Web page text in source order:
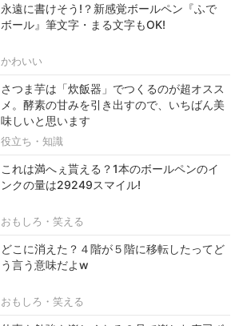
永遠に書けそう!？新感覚ボールペン『ふで
ボール』筆文字・まる文字もOK!
かわいい
さつま芋は「炊飯器」でつくるのが超オスス
メ。酵素の甘みを引き出すので、いちばん美
味しいと思います
役立ち・知識
これは満へぇ貰える？1本のボールペンのイ
ンクの量は29249スマイル!
おもしろ・笑える
どこに消えた？４階が５階に移転したってど
う言う意味だよw
おもしろ・笑える